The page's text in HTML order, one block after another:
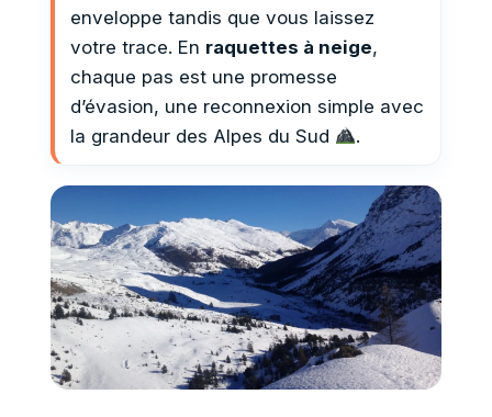
enveloppe tandis que vous laissez
votre trace. En raquettes à neige,
chaque pas est une promesse
d’évasion, une reconnexion simple avec
la grandeur des Alpes du Sud
.